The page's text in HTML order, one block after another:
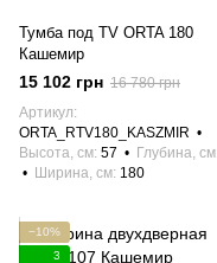
Тумба под TV ORTA 180
Кашемир
15 102 грн 16 780 грн
Артикул
ORTA_RTV180_KASZMIR
Высота, см 57 Глубина, см
Ширина, см 180
−10%
3